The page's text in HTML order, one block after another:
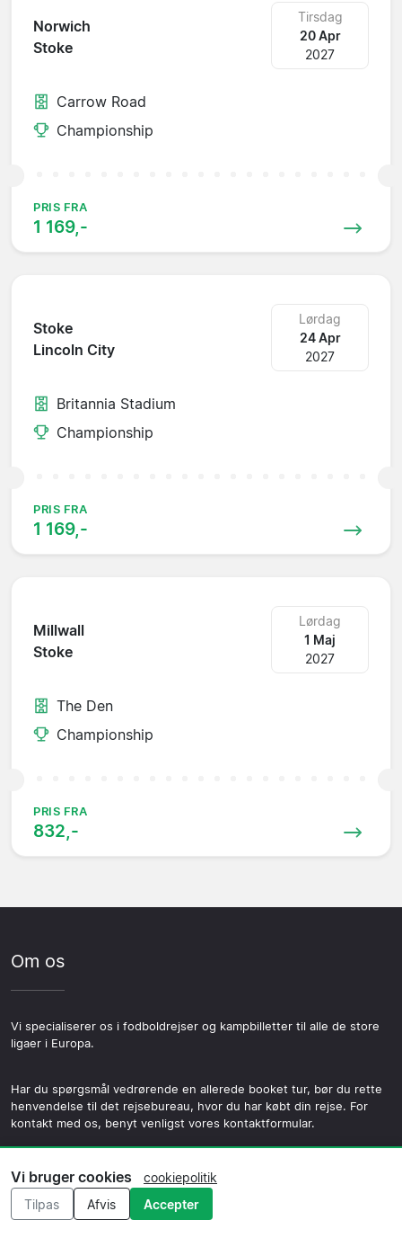
Norwich
Stoke
Tirsdag
20 Apr
2027
Carrow Road
Championship
PRIS FRA
1 169,-
Stoke
Lincoln City
Lørdag
24 Apr
2027
Britannia Stadium
Championship
PRIS FRA
1 169,-
Millwall
Stoke
Lørdag
1 Maj
2027
The Den
Championship
PRIS FRA
832,-
Om os
Vi specialiserer os i fodboldrejser og kampbilletter til alle de store
ligaer i Europa.
Har du spørgsmål vedrørende en allerede booket tur, bør du rette
henvendelse til det rejsebureau, hvor du har købt din rejse. For
kontakt med os, benyt venligst vores kontaktformular.
Menu
Vi bruger cookies
cookiepolitik
Tilpas
Afvis Accepter